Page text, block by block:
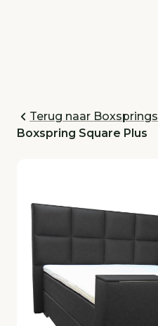
Terug naar Boxsprings
Boxspring Square Plus